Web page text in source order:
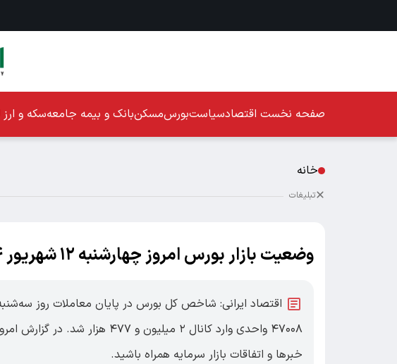
صفحه نخست اقتصادسیاستبورسمسکنبانک و بیمه جامعهسکه و ارز
خانه
تبلیغات
وضعیت بازار بورس امروز چهارشنبه ۱۲ شهریور ۱۴۰۴
خبرها و اتفاقات بازار سرمایه همراه باشید.